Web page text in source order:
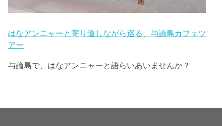
はなアンニャーと寄り道しながら巡る、与論島カフェツ
アー
与論島で、はなアンニャーと語らいあいませんか？